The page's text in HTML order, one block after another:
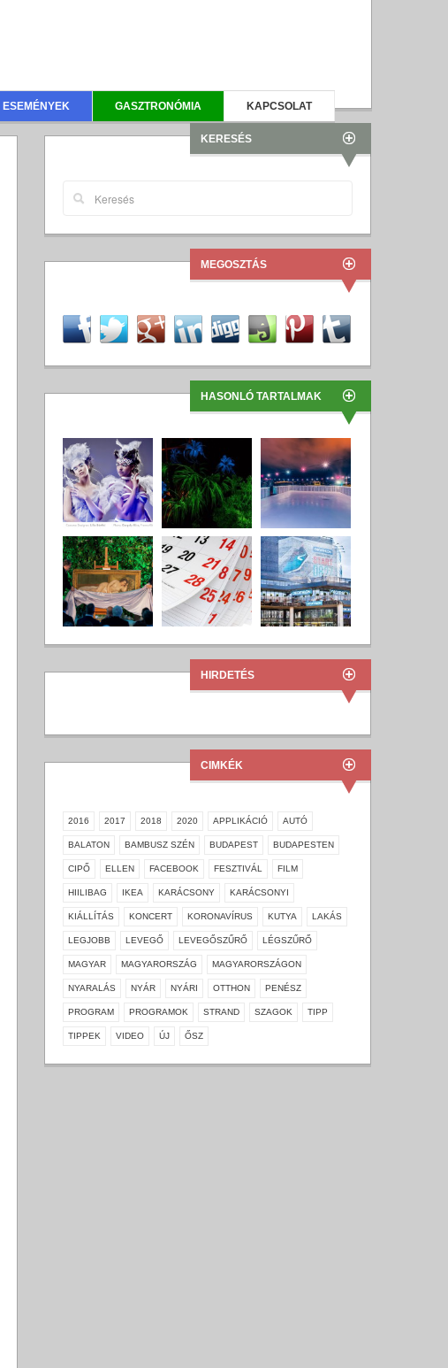
ESEMÉNYEK GASZTRONÓMIA KAPCSOLAT
KERESÉS
MEGOSZTÁS
HASONLÓ TARTALMAK
HIRDETÉS
CIMKÉK
2016 2017 2018 2020 APPLIKÁCIÓ AUTÓ
BALATON BAMBUSZ SZÉN BUDAPEST BUDAPESTEN
CIPŐ ELLEN FACEBOOK FESZTIVÁL FILM
HIILIBAG IKEA KARÁCSONY KARÁCSONYI
KIÁLLÍTÁS KONCERT KORONAVÍRUS KUTYA LAKÁS
LEGJOBB LEVEGŐ LEVEGŐSZŰRŐ LÉGSZŰRŐ
MAGYAR MAGYARORSZÁG MAGYARORSZÁGON
NYARALÁS NYÁR NYÁRI OTTHON PENÉSZ
PROGRAM PROGRAMOK STRAND SZAGOK TIPP
TIPPEK VIDEO ÚJ ŐSZ